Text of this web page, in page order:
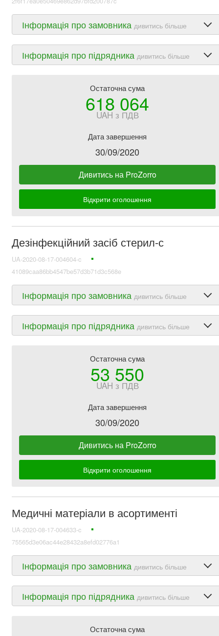
Інформація про замовника дивитись більше
Інформація про підрядника дивитись більше
Остаточна сума
618 064
UAH з ПДВ
Дата завершення
30/09/2020
Дивитись на ProZorro
Відкрити оголошення
Дезінфекційний засіб стерил-с
UA-2020-08-17-004604-c
41089caa86bb4547be57d3b71d3c568e
Інформація про замовника дивитись більше
Інформація про підрядника дивитись більше
Остаточна сума
53 550
UAH з ПДВ
Дата завершення
30/09/2020
Дивитись на ProZorro
Відкрити оголошення
Медичні матеріали в асортименті
UA-2020-08-17-004633-c
75565d3e06ac44e28432a8efd02776a1
Інформація про замовника дивитись більше
Інформація про підрядника дивитись більше
Остаточна сума